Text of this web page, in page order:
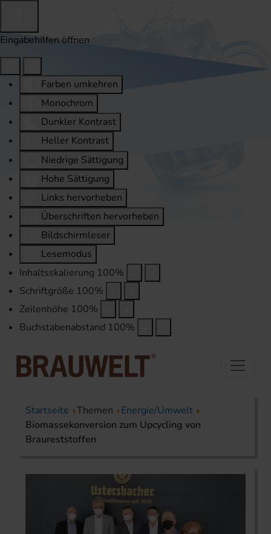
Eingabehilfen öffnen
Farben umkehren
Monochrom
Dunkler Kontrast
Heller Kontrast
Niedrige Sättigung
Hohe Sättigung
Links hervorheben
Überschriften hervorheben
Bildschirmleser
Lesemodus
Inhaltsskalierung 100%
Schriftgröße 100%
Zeilenhöhe 100%
Buchstabenabstand 100%
Startseite Themen
Energie/Umwelt
Biomassekonversion zum Upcycling von
Braureststoffen